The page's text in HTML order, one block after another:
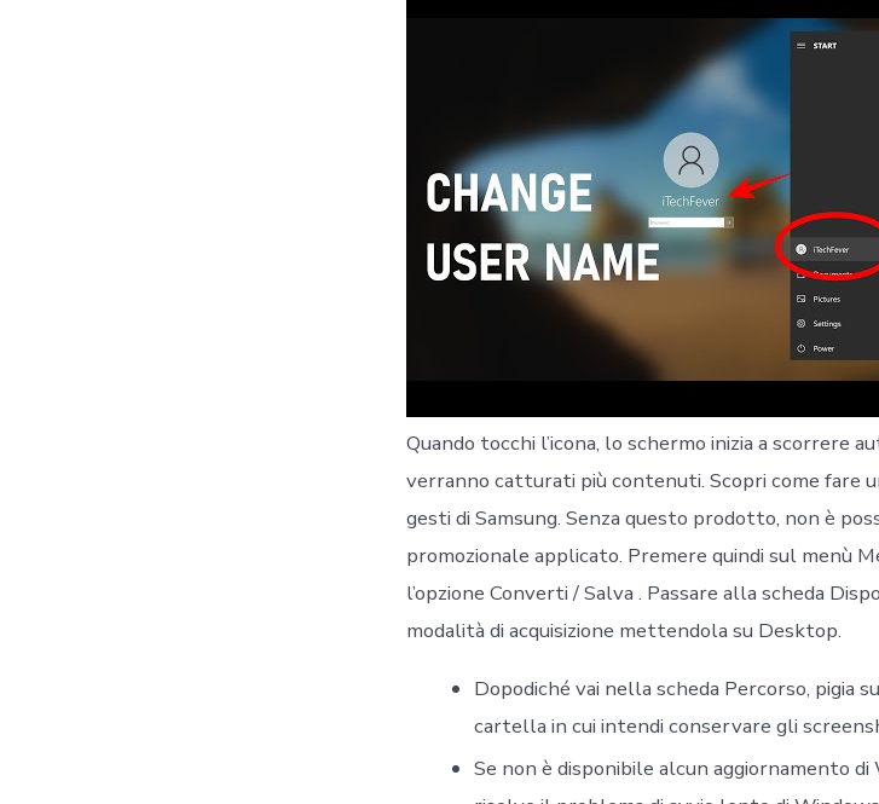
Quando tocchi l’icona, lo schermo inizia a scorrere
verranno catturati più contenuti. Scopri come fare
gesti di Samsung. Senza questo prodotto, non è
promozionale applicato. Premere quindi sul menù
l’opzione Converti / Salva . Passare alla scheda
modalità di acquisizione mettendola su Desktop.
Dopodiché vai nella scheda Percorso, pigia
cartella in cui intendi conservare gli
Se non è disponibile alcun aggiornamento